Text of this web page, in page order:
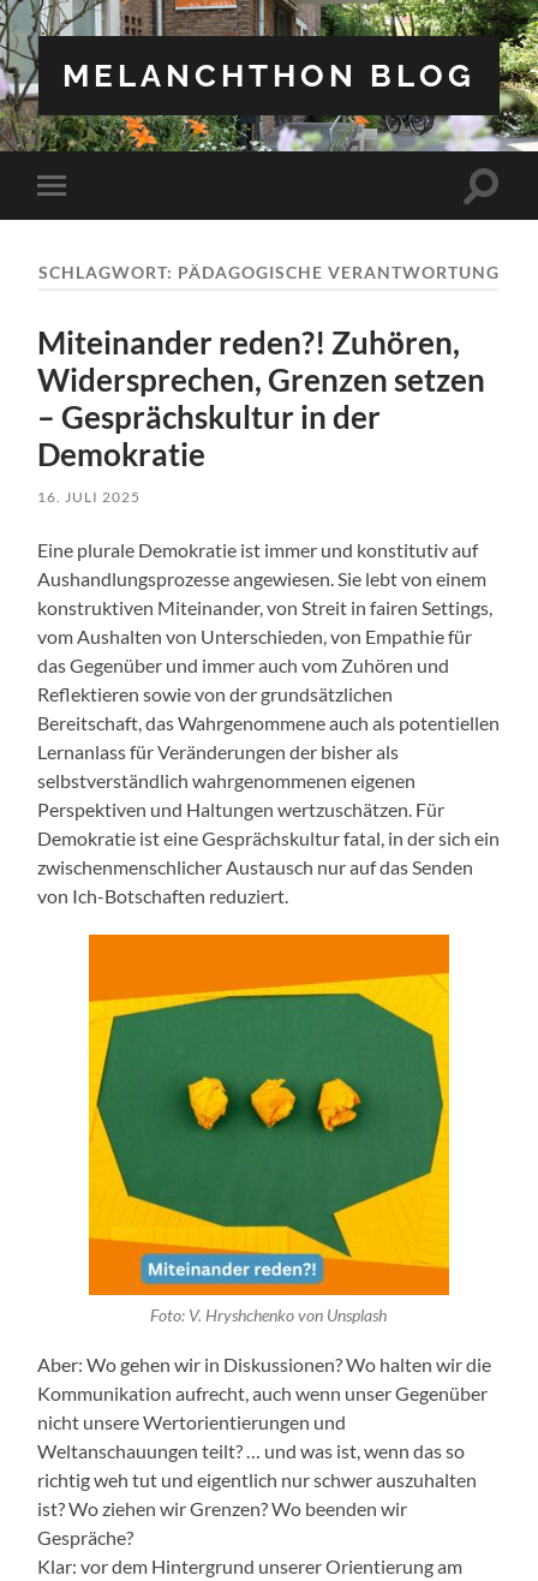
MELANCHTHON BLOG
Mobile-
Menü
SCHLAGWORT: PÄDAGOGISCHE VERANTWORTUNG
Miteinander reden?! Zuhören,
Widersprechen, Grenzen setzen
– Gesprächskultur in der
Demokratie
16. JULI 2025
Eine plurale Demokratie ist immer und konstitutiv auf
Aushandlungsprozesse angewiesen. Sie lebt von einem
konstruktiven Miteinander, von Streit in fairen Settings,
vom Aushalten von Unterschieden, von Empathie für
das Gegenüber und immer auch vom Zuhören und
Reflektieren sowie von der grundsätzlichen
Bereitschaft, das Wahrgenommene auch als potentiellen
Lernanlass für Veränderungen der bisher als
selbstverständlich wahrgenommenen eigenen
Perspektiven und Haltungen wertzuschätzen. Für
Demokratie ist eine Gesprächskultur fatal, in der sich ein
zwischenmenschlicher Austausch nur auf das Senden
von Ich-Botschaften reduziert.
Foto: V. Hryshchenko von Unsplash
Aber: Wo gehen wir in Diskussionen? Wo halten wir die
Kommunikation aufrecht, auch wenn unser Gegenüber
nicht unsere Wertorientierungen und
Weltanschauungen teilt? … und was ist, wenn das so
richtig weh tut und eigentlich nur schwer auszuhalten
ist? Wo ziehen wir Grenzen? Wo beenden wir
Gespräche?
Klar: vor dem Hintergrund unserer Orientierung am